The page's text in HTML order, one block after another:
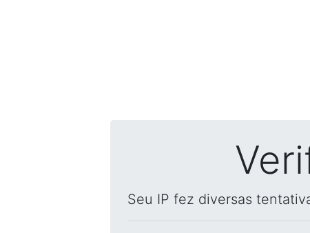
Seu IP fez diversas